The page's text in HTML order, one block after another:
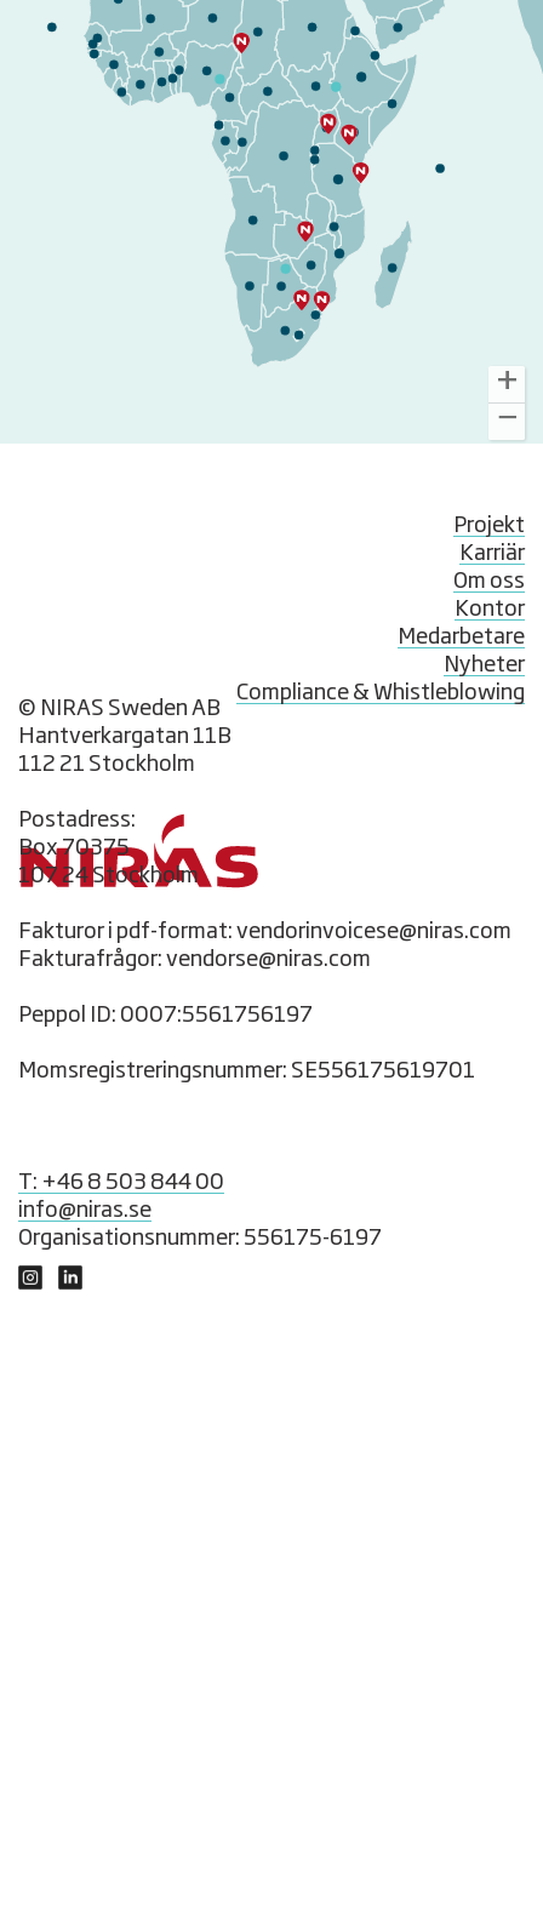
© NIRAS Sweden AB
Hantverkargatan 11B
112 21 Stockholm
Postadress:
Box 70375
107 24 Stockholm
Fakturor i pdf-format: vendorinvoicese@niras.com
Fakturafrågor: vendorse@niras.com
Peppol ID: 0007:5561756197
Momsregistreringsnummer: SE556175619701
T: +46 8 503 844 00
info@niras.se
Organisationsnummer: 556175-6197
Projekt
Karriär
Om oss
Kontor
Medarbetare
Nyheter
Compliance & Whistleblowing